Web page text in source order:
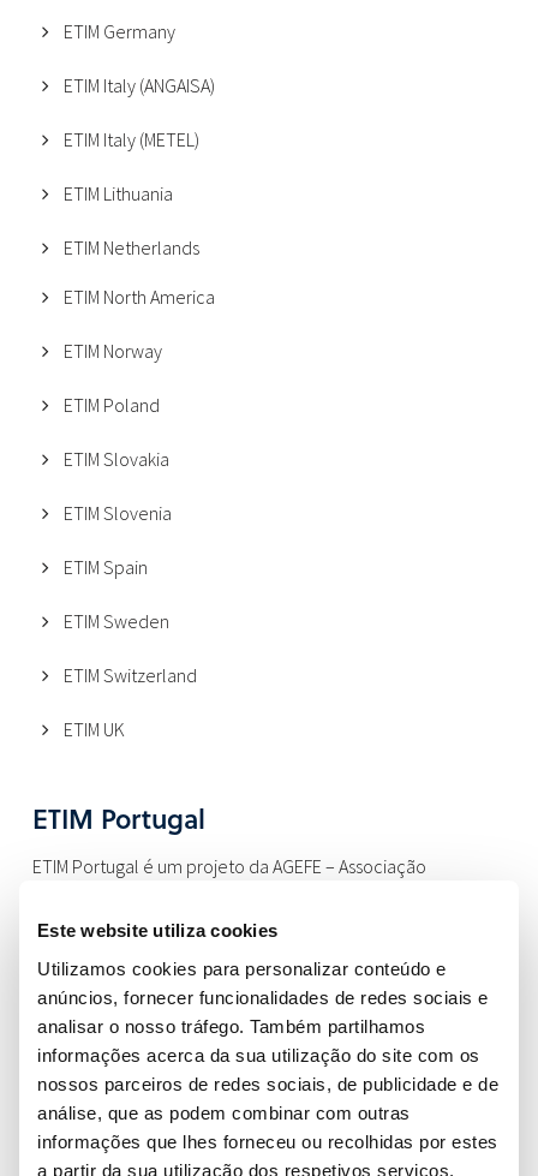
Este website utiliza cookies
Utilizamos cookies para personalizar conteúdo e
anúncios, fornecer funcionalidades de redes sociais e
analisar o nosso tráfego. Também partilhamos
informações acerca da sua utilização do site com os
nossos parceiros de redes sociais, de publicidade e de
análise, que as podem combinar com outras
informações que lhes forneceu ou recolhidas por estes
a partir da sua utilização dos respetivos serviços.
ETIM Germany
ETIM Italy (ANGAISA)
ETIM Italy (METEL)
ETIM Lithuania
ETIM Netherlands
ETIM North America
ETIM Norway
ETIM Poland
ETIM Slovakia
ETIM Slovenia
ETIM Spain
ETIM Sweden
ETIM Switzerland
ETIM UK
ETIM Portugal
ETIM Portugal é um projeto da AGEFE – Associação
desenvolvimento das atividades por si representadas no
nosso país.
Localização
AGEFE – Associação Portuguesa da Indústria Eletrodigital
Campo Grande, 28, 10C
1700-093 Lisboa